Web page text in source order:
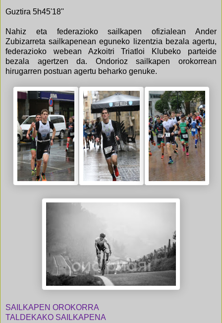
Guztira 5h45'18''
Nahiz eta federazioko sailkapen ofizialean Ander
Zubizarreta sailkapenean eguneko lizentzia bezala agertu,
federazioko webean Azkoitri Triatloi Klubeko parteide
bezala agertzen da. Ondorioz sailkapen orokorrean
hirugarren postuan agertu beharko genuke.
SAILKAPEN OROKORRA
TALDEKAKO SAILKAPENA